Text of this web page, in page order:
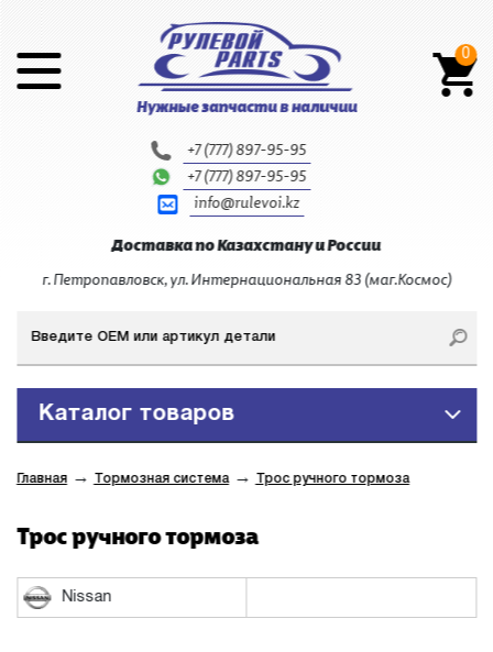
0
+7 (777) 897-95-95
+7 (777) 897-95-95
info@rulevoi.kz
Доставка по Казахстану и России
г. Петропавловск, ул. Интернациональная 83 (маг.Космос)
Каталог товаров
Главная → Тормозная система → Трос ручного тормоза
Трос ручного тормоза
Nissan